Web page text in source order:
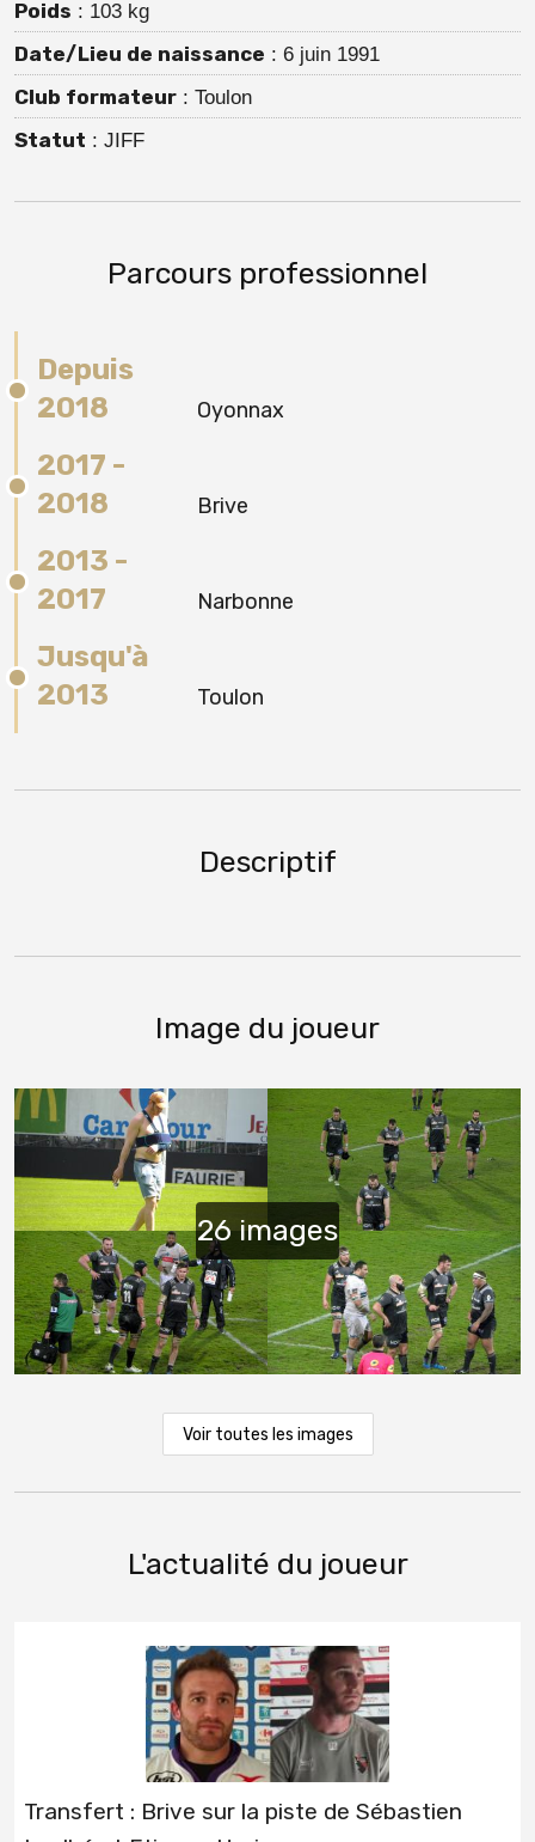
Poids : 103 kg
Date/Lieu de naissance : 6 juin 1991
Club formateur : Toulon
Statut : JIFF
Parcours professionnel
Depuis
2018
Oyonnax
2017 -
2018
Brive
2013 -
2017
Narbonne
Jusqu'à
2013
Toulon
Descriptif
Image du joueur
Voir toutes les images
L'actualité du joueur
Transfert : Brive sur la piste de Sébastien